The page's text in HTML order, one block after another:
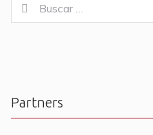
for:
Buscar
Partners